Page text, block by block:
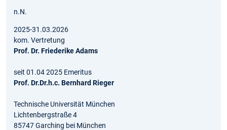
n.N.
2025-31.03.2026
kom. Vertretung
Prof. Dr. Friederike Adams
seit 01.04 2025 Emeritus
Prof. Dr.Dr.h.c. Bernhard Rieger
Technische Universität München
Lichtenbergstraße 4
85747 Garching bei München